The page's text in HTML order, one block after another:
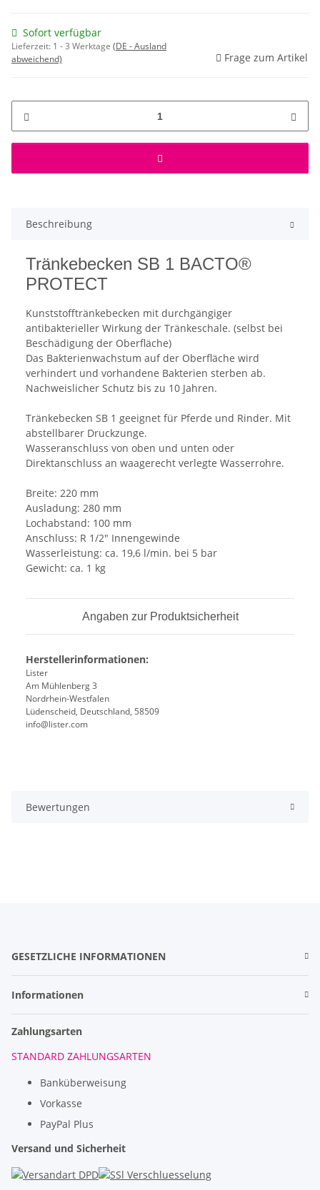
Sofort verfügbar
Lieferzeit: 1 - 3 Werktage (DE - Ausland
abweichend)
Frage zum Artikel
Beschreibung
Tränkebecken SB 1 BACTO®
PROTECT
Kunststofftränkebecken mit durchgängiger
antibakterieller Wirkung der Tränkeschale. (selbst bei
Beschädigung der Oberfläche)
Das Bakterienwachstum auf der Oberfläche wird
verhindert und vorhandene Bakterien sterben ab.
Nachweislicher Schutz bis zu 10 Jahren.
Tränkebecken SB 1 geeignet für Pferde und Rinder. Mit
abstellbarer Druckzunge.
Wasseranschluss von oben und unten oder
Direktanschluss an waagerecht verlegte Wasserrohre.
Breite: 220 mm
Ausladung: 280 mm
Lochabstand: 100 mm
Anschluss: R 1/2" Innengewinde
Wasserleistung: ca. 19,6 l/min. bei 5 bar
Gewicht: ca. 1 kg
Angaben zur Produktsicherheit
Herstellerinformationen:
Lister
Am Mühlenberg 3
Nordrhein-Westfalen
Lüdenscheid, Deutschland, 58509
info@lister.com
Bewertungen
GESETZLICHE INFORMATIONEN
Informationen
Zahlungsarten
STANDARD ZAHLUNGSARTEN
Banküberweisung
Vorkasse
PayPal Plus
Versand und Sicherheit